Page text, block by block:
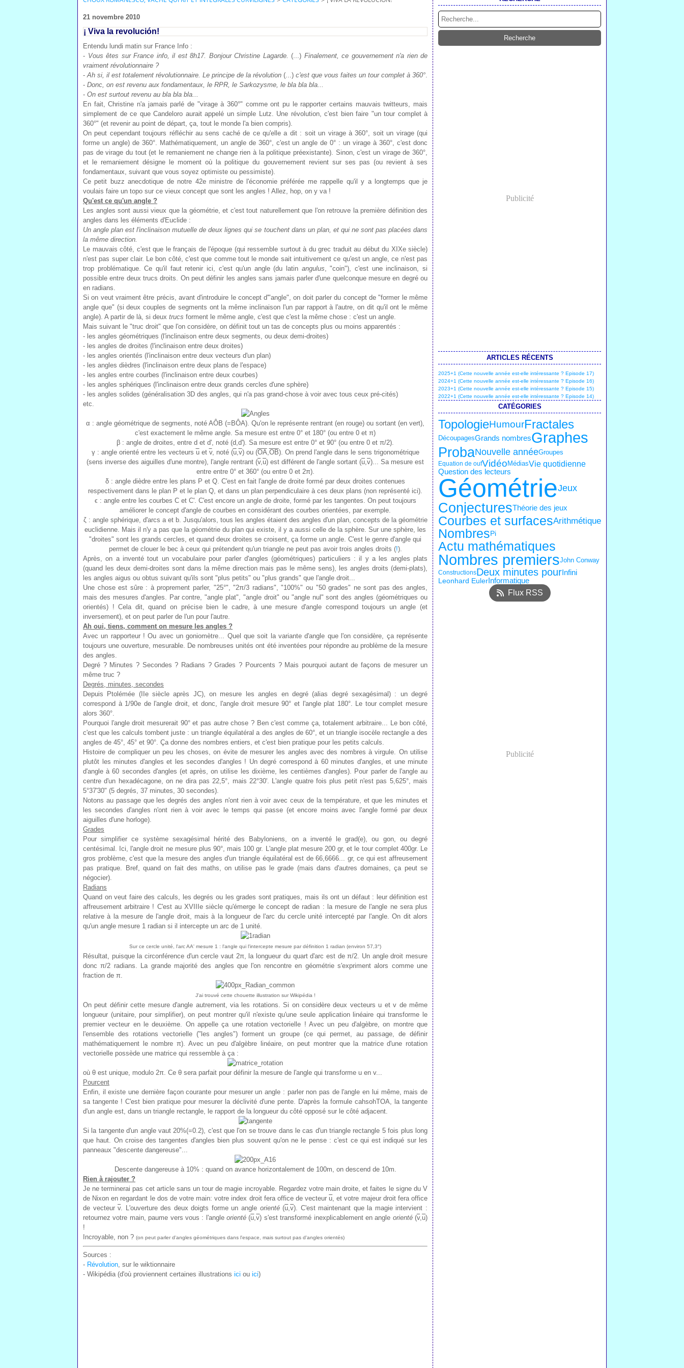
21 novembre 2010
¡ Viva la revolución!
Entendu lundi matin sur France Info :
- Vous êtes sur France info, il est 8h17. Bonjour Christine Lagarde. (...) Finalement, ce gouvernement n'a rien de
vraiment révolutionnaire ?
-Ah si, il est totalement révolutionnaire. Le principe de la révolution (...) c'est que vous faites un tour complet à 360°.
- Donc, on est revenu aux fondamentaux, le RPR, le Sarkozysme, le bla bla bla...
- On est surtout revenu au bla bla bla...
En fait, Christine n'a jamais parlé de "virage à 360°" comme ont pu le rapporter certains mauvais twitteurs, mais
simplement de ce que Candeloro aurait appelé un simple Lutz. Une révolution, c'est bien faire "un tour complet à
360°" (et revenir au point de départ, ça, tout le monde l'a bien compris).
On peut cependant toujours réfléchir au sens caché de ce qu'elle a dit : soit un virage à 360°, soit un virage (qui
forme un angle) de 360°. Mathématiquement, un angle de 360°, c'est un angle de 0° : un virage à 360°, c'est donc
pas de virage du tout (et le remaniement ne change rien à la politique préexistante). Sinon, c'est un virage de 360°,
et le remaniement désigne le moment où la politique du gouvernement revient sur ses pas (ou revient à ses
fondamentaux, suivant que vous soyez optimiste ou pessimiste).
Ce petit buzz anecdotique de notre 42e ministre de l'économie préférée me rappelle qu'il y a longtemps que je
voulais faire un topo sur ce vieux concept que sont les angles ! Allez, hop, on y va !
Qu'est ce qu'un angle ?
Les angles sont aussi vieux que la géométrie, et c'est tout naturellement que l'on retrouve la première définition des
angles dans les éléments d'Euclide :
Un angle plan est l'inclinaison mutuelle de deux lignes qui se touchent dans un plan, et qui ne sont pas placées dans
la même direction.
Le mauvais côté, c'est que le français de l'époque (qui ressemble surtout à du grec traduit au début du XIXe siècle)
n'est pas super clair. Le bon côté, c'est que comme tout le monde sait intuitivement ce qu'est un angle, ce n'est pas
trop problématique. Ce qu'il faut retenir ici, c'est qu'un angle (du latin angulus, "coin"), c'est une inclinaison, si
possible entre deux trucs droits. On peut définir les angles sans jamais parler d'une quelconque mesure en degré ou
en radians.
Si on veut vraiment être précis, avant d'introduire le concept d'"angle", on doit parler du concept de "former le même
angle que" (si deux couples de segments ont la même inclinaison l'un par rapport à l'autre, on dit qu'il ont le même
angle). A partir de là, si deux trucs forment le même angle, c'est que c'est la même chose : c'est un angle.
Mais suivant le "truc droit" que l'on considère, on définit tout un tas de concepts plus ou moins apparentés :
- les angles géométriques (l'inclinaison entre deux segments, ou deux demi-droites)
- les angles de droites (l'inclinaison entre deux droites)
- les angles orientés (l'inclinaison entre deux vecteurs d'un plan)
- les angles dièdres (l'inclinaison entre deux plans de l'espace)
- les angles entre courbes (l'inclinaison entre deux courbes)
- les angles sphériques (l'inclinaison entre deux grands cercles d'une sphère)
- les angles solides (généralisation 3D des angles, qui n'a pas grand-chose à voir avec tous ceux pré-cités)
etc.
α : angle géométrique de segments, noté AÔB (=BÔA). Qu'on le représente rentrant (en rouge) ou sortant (en vert),
c'est exactement le même angle. Sa mesure est entre 0° et 180° (ou entre 0 et π)
β : angle de droites, entre d et d', noté (d,d'). Sa mesure est entre 0° et 90° (ou entre 0 et π/2).
γ : angle orienté entre les vecteurs uet v, noté (u,v) ou (OA,OB). On prend l'angle dans le sens trigonométrique
(sens inverse des aiguilles d'une montre), l'angle rentrant (v,u) est différent de l'angle sortant (u,v)... Sa mesure est
entre entre 0° et 360° (ou entre 0 et 2π).
δ : angle dièdre entre les plans P et Q. C'est en fait l'angle de droite formé par deux droites contenues
respectivement dans le plan P et le plan Q, et dans un plan perpendiculaire à ces deux plans (non représenté ici).
ϵ : angle entre les courbes C et C'. C'est encore un angle de droite, formé par les tangentes. On peut toujours
améliorer le concept d'angle de courbes en considérant des courbes orientées, par exemple.
ζ : angle sphérique, d'arcs a et b. Jusqu'alors, tous les angles étaient des angles d'un plan, concepts de la géométrie
euclidienne. Mais il n'y a pas que la géométrie du plan qui existe, il y a aussi celle de la sphère. Sur une sphère, les
"droites" sont les grands cercles, et quand deux droites se croisent, ça forme un angle. C'est le genre d'angle qui
permet de clouer le bec à ceux qui prétendent qu'un triangle ne peut pas avoir trois angles droits (!).
Après, on a inventé tout un vocabulaire pour parler d'angles (géométriques) particuliers : il y a les angles plats
(quand les deux demi-droites sont dans la même direction mais pas le même sens), les angles droits (demi-plats),
les angles aigus ou obtus suivant qu'ils sont "plus petits" ou "plus grands" que l'angle droit...
Une chose est sûre : à proprement parler, "25°", "2π/3 radians", "100%" ou "50 grades" ne sont pas des angles,
mais des mesures d'angles. Par contre, "angle plat", "angle droit" ou "angle nul" sont des angles (géométriques ou
orientés) ! Cela dit, quand on précise bien le cadre, à une mesure d'angle correspond toujours un angle (et
inversement), et on peut parler de l'un pour l'autre.
Ah oui, tiens, comment on mesure les angles ?
Avec un rapporteur ! Ou avec un goniomètre... Quel que soit la variante d'angle que l'on considère, ça représente
toujours une ouverture, mesurable. De nombreuses unités ont été inventées pour répondre au problème de la mesure
des angles.
Degré ? Minutes ? Secondes ? Radians ? Grades ? Pourcents ? Mais pourquoi autant de façons de mesurer un
même truc ?
Degrés, minutes, secondes
Depuis Ptolémée (IIe siècle après JC), on mesure les angles en degré (alias degré sexagésimal) : un degré
correspond à 1/90e de l'angle droit, et donc, l'angle droit mesure 90° et l'angle plat 180°. Le tour complet mesure
alors 360°.
Pourquoi l'angle droit mesurerait 90° et pas autre chose ? Ben c'est comme ça, totalement arbitraire... Le bon côté,
c'est que les calculs tombent juste : un triangle équilatéral a des angles de 60°, et un triangle isocèle rectangle a des
angles de 45°, 45° et 90°. Ça donne des nombres entiers, et c'est bien pratique pour les petits calculs.
Histoire de compliquer un peu les choses, on évite de mesurer les angles avec des nombres à virgule. On utilise
plutôt les minutes d'angles et les secondes d'angles ! Un degré correspond à 60 minutes d'angles, et une minute
d'angle à 60 secondes d'angles (et après, on utilise les dixième, les centièmes d'angles). Pour parler de l'angle au
centre d'un hexadécagone, on ne dira pas 22,5°, mais 22°30'. L'angle quatre fois plus petit n'est pas 5,625°, mais
5°37'30" (5 degrés, 37 minutes, 30 secondes).
Notons au passage que les degrés des angles n'ont rien à voir avec ceux de la température, et que les minutes et
les secondes d'angles n'ont rien à voir avec le temps qui passe (et encore moins avec l'angle formé par deux
aiguilles d'une horloge).
Grades
Pour simplifier ce système sexagésimal hérité des Babyloniens, on a inventé le grad(e), ou gon, ou degré
centésimal. Ici, l'angle droit ne mesure plus 90°, mais 100 gr. L'angle plat mesure 200 gr, et le tour complet 400gr. Le
gros problème, c'est que la mesure des angles d'un triangle équilatéral est de 66,6666... gr, ce qui est affreusement
pas pratique. Bref, quand on fait des maths, on utilise pas le grade (mais dans d'autres domaines, ça peut se
négocier).
Radians
Quand on veut faire des calculs, les degrés ou les grades sont pratiques, mais ils ont un défaut : leur définition est
affreusement arbitraire ! C'est au XVIIIe siècle qu'émerge le concept de radian : la mesure de l'angle ne sera plus
relative à la mesure de l'angle droit, mais à la longueur de l'arc du cercle unité intercepté par l'angle. On dit alors
qu'un angle mesure 1 radian si il intercepte un arc de 1 unité.
Sur ce cercle unité, l'arc AA' mesure 1 : l'angle qui l'intercepte mesure par définition 1 radian (environ 57,3°)
Résultat, puisque la circonférence d'un cercle vaut 2π, la longueur du quart d'arc est de π/2. Un angle droit mesure
donc π/2 radians. La grande majorité des angles que l'on rencontre en géométrie s'expriment alors comme une
fraction de π.
J'ai trouvé cette chouette illustration sur Wikipédia !
On peut définir cette mesure d'angle autrement, via les rotations. Si on considère deux vecteurs u et v de même
longueur (unitaire, pour simplifier), on peut montrer qu'il n'existe qu'une seule application linéaire qui transforme le
premier vecteur en le deuxième. On appelle ça une rotation vectorielle ! Avec un peu d'algèbre, on montre que
l'ensemble des rotations vectorielle ("les angles") forment un groupe (ce qui permet, au passage, de définir
mathématiquement le nombre π). Avec un peu d'algèbre linéaire, on peut montrer que la matrice d'une rotation
vectorielle possède une matrice qui ressemble à ça :
où θ est unique, modulo 2π. Ce θ sera parfait pour définir la mesure de l'angle qui transforme u en v...
Pourcent
Enfin, il existe une dernière façon courante pour mesurer un angle : parler non pas de l'angle en lui même, mais de
sa tangente ! C'est bien pratique pour mesurer la déclivité d'une pente. D'après la formule cahsohTOA, la tangente
d'un angle est, dans un triangle rectangle, le rapport de la longueur du côté opposé sur le côté adjacent.
Si la tangente d'un angle vaut 20%(=0.2), c'est que l'on se trouve dans le cas d'un triangle rectangle 5 fois plus long
que haut. On croise des tangentes d'angles bien plus souvent qu'on ne le pense : c'est ce qui est indiqué sur les
panneaux "descente dangereuse"...
Descente dangereuse à 10% : quand on avance horizontalement de 100m, on descend de 10m.
Rien à rajouter ?
Je ne terminerai pas cet article sans un tour de magie incroyable. Regardez votre main droite, et faites le signe du V
de Nixon en regardant le dos de votre main: votre index droit fera office de vecteuru, et votre majeur droit fera office
de vecteurv. L'ouverture des deux doigts forme un angle orienté(u,v). C'est maintenant que la magie intervient :
retournez votre main, paume vers vous : l'angle orienté(u,v) s'est transformé inexplicablement en angle orienté (v,u)
!
Incroyable, non ? (on peut parler d'angles géométriques dans l'espace, mais surtout pas d'angles orientés)
Sources :
- Révolution, sur le wiktionnaire
- Wikipédia (d'où proviennent certaines illustrations ici ou ici)
Publicité
ARTICLES RÉCENTS
2025+1 (Cette nouvelle année est-elle intéressante ? Episode 17)
2024+1 (Cette nouvelle année est-elle intéressante ? Episode 16)
2023+1 (Cette nouvelle année est-elle intéressante ? Episode 15)
2022+1 (Cette nouvelle année est-elle intéressante ? Episode 14)
CATÉGORIES
TopologieHumourFractales
DécoupagesGrands nombresGraphes
ProbaNouvelle annéeGroupes
Equation de oufVidéo MédiasVie quotidienne
Question des lecteurs
GéométrieJeux
ConjecturesThéorie des jeux
Courbes et surfacesArithmétique
NombresPi
Actu mathématiques
Nombres premiersJohn Conway
ConstructionsDeux minutes pourInfini
Leonhard Euler Informatique
Flux RSS
Publicité